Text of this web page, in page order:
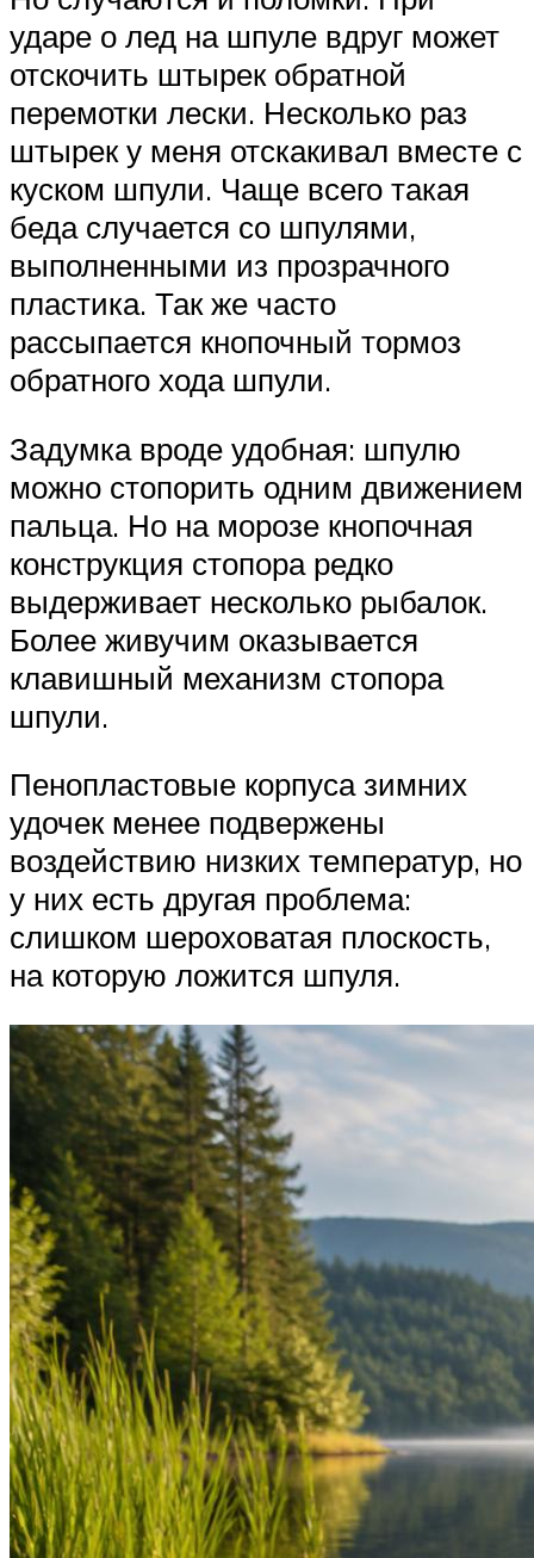
ударе о лед на шпуле вдруг может
отскочить штырек обратной
перемотки лески. Несколько раз
штырек у меня отскакивал вместе с
куском шпули. Чаще всего такая
беда случается со шпулями,
выполненными из прозрачного
пластика. Так же часто
рассыпается кнопочный тормоз
обратного хода шпули.
Задумка вроде удобная: шпулю
можно стопорить одним движением
пальца. Но на морозе кнопочная
конструкция стопора редко
выдерживает несколько рыбалок.
Более живучим оказывается
клавишный механизм стопора
шпули.
Пенопластовые корпуса зимних
удочек менее подвержены
воздействию низких температур, но
у них есть другая проблема:
слишком шероховатая плоскость,
на которую ложится шпуля.